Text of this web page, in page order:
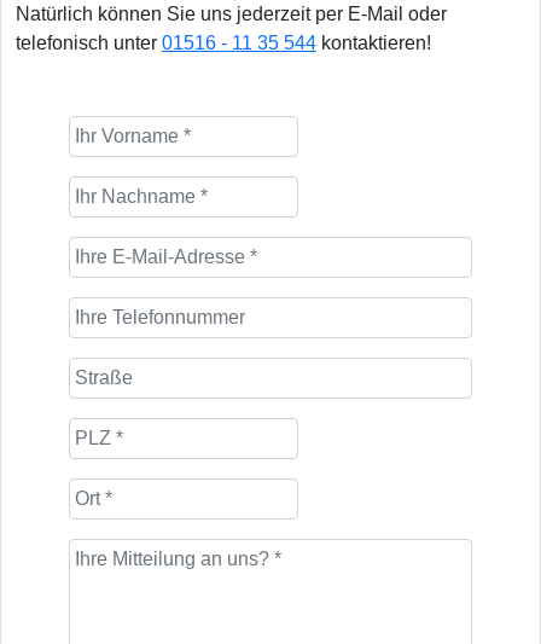
Natürlich können Sie uns jederzeit per E-Mail oder
telefonisch unter 01516 - 11 35 544 kontaktieren!